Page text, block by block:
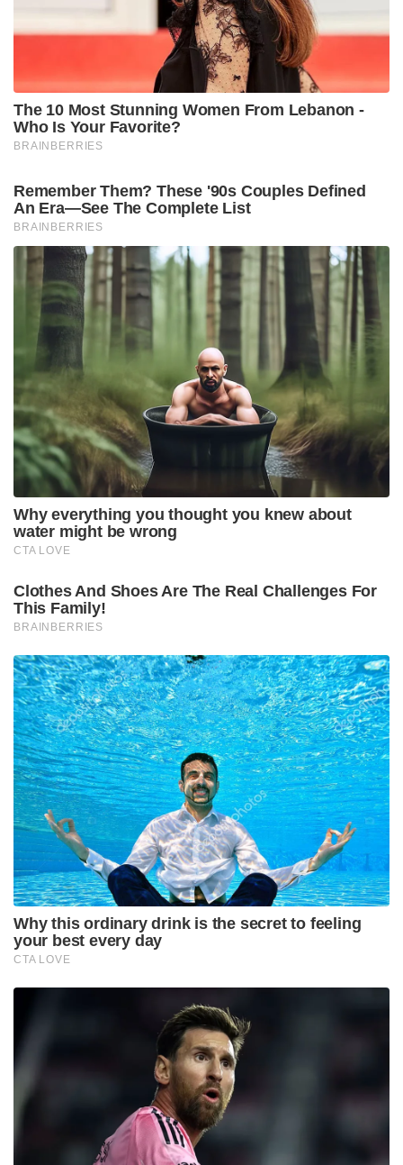
മറുവശത്ത് നിന്ന് സമിത് പട്ടേലിനെ മൂന്ന്
സിക്സറുകൾ പറത്തി ദ്രാവിഡ് തന്റെ പ്രകടനം
കണ്ടതിനെക്കുറിച്ചും മുൻ മുംബൈ ക്യാപ്റ്റൻ തുറന്നു
പറഞ്ഞു. രവി ബൊപ്പാരയുടെ പന്തിൽ
പുറത്താകുന്നതിന് മുമ്പ് ദ്രാവിഡ് 21 പന്തിൽ നിന്ന് 31
റൺസ് നേടി.
അടിച്ചതും അന്താരാഷ്ട്ര തലത്തിൽ ടൺ കണക്കിന്
റൺസ് നേടിയതിനുശേഷവും അദ്ദേഹത്തിന്റെ
ബാറ്റിംഗ് ആസ്വദിക്കുന്നതും ഓർക്കുമ്പോൾ എനിക്ക്
ഇപ്പോഴും പുഞ്ചിരി തോന്നുന്നു. ആ നിമിഷം
അദ്ദേഹത്തോടൊപ്പം പങ്കിടുന്നത് പ്രത്യേകമായിരുന്നു,
കാരണം ഇതിഹാസങ്ങൾ അവരുടെ കംഫർട്ട്
സോണുകളിൽ നിന്ന് പുറത്തുകടക്കാൻ
തയ്യാറാണെന്ന് അത് എനിക്ക് കാണിച്ചുതന്നു,”
രഹാനെ എഴുതി.
Tags: bcci ajinkya rahane indian cricket